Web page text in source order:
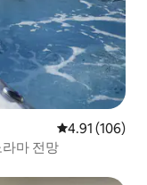
평점 4.91점(5
4.91 (106)
마 전망